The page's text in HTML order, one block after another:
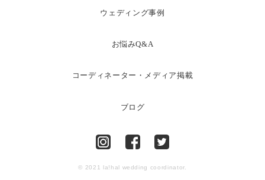
ウェディング事例
お悩みQ&A
コーディネーター・メディア掲載
ブログ
© 2021 la!hal wedding coordinator.